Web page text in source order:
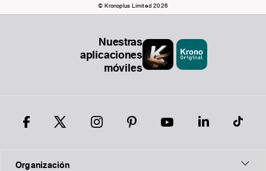
© Kronoplus Limited 2026
Nuestras
aplicaciones
móviles
Organización